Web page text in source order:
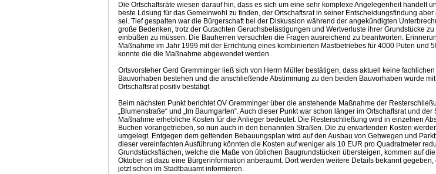
Die Ortschaftsräte wiesen darauf hin, dass es sich um eine sehr komplexe Angelegenheit handelt
beste Lösung für das Gemeinwohl zu finden, der Ortschaftsrat in seiner Entscheidungsfindung
sei. Tief gespalten war die Bürgerschaft bei der Diskussion während der angekündigten
große Bedenken, trotz der Gutachten Geruchsbelästigungen und Wertverluste ihrer Grundstücke
einbüßen zu müssen. Die Bauherren versuchten die Fragen ausreichend zu beantworten.
Maßnahme im Jahr 1999 mit der Errichtung eines kombinierten Mastbetriebes für 4000 Puten und
konnte die die Maßnahme abgewendet werden.
Ortsvorsteher Gerd Gremminger ließ sich von Herrn Müller bestätigen, dass aktuell keine
Bauvorhaben bestehen und die anschließende Abstimmung zu den beiden Bauvorhaben wurde
Ortschaftsrat positiv bestätigt.
Beim nächsten Punkt berichtet OV Gremminger über die anstehende Maßnahme der
„Blumenstraße“ und „Im Baumgarten“. Auch dieser Punkt war schon länger im Ortschaftsrat und
Maßnahme erhebliche Kosten für die Anlieger bedeutet. Die Resterschließung wird in einzelnen
Buchen vorangetrieben, so nun auch in den benannten Straßen. Die zu erwartenden Kosten
umgelegt. Entgegen dem geltenden Bebauungsplan wird auf den Ausbau von Gehwegen und
dieser vereinfachten Ausführung könnten die Kosten auf weniger als 10 EUR pro Quadratmeter
Grundstücksflächen, welche die Maße von üblichen Baugrundstücken übersteigen, kommen auf
Oktober ist dazu eine Bürgerinformation anberaumt. Dort werden weitere Details bekannt
jetzt schon im Stadtbauamt informieren.